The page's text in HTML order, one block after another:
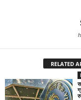
RELATED